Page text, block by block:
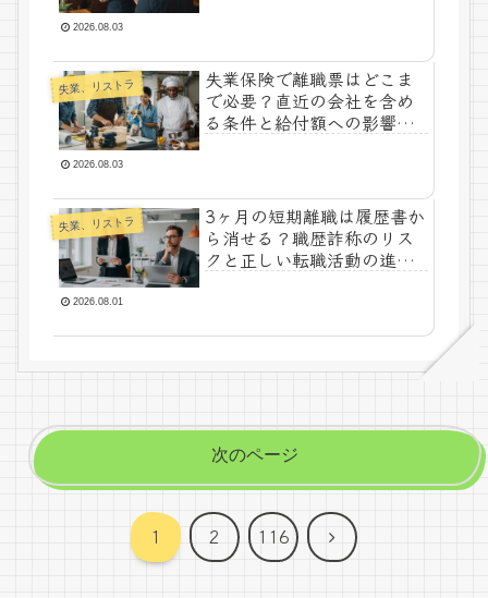
2026.08.03
失業、リストラ
失業保険で離職票はどこま
で必要？直近の会社を含め
る条件と給付額への影響を
2026.08.03
失業、リストラ
3ヶ月の短期離職は履歴書か
ら消せる？職歴詐称のリス
クと正しい転職活動の進め
2026.08.01
次のページ
1 2 116
次